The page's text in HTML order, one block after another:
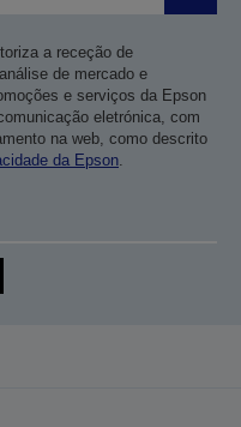
a receção de
de mercado e
e serviços da Epson
eletrónica, com
na web, como descrito
da Epson.